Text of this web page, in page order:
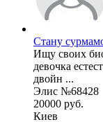
Стану
Ищу своих
девочка
двойн ...
Элис №68428
20000 руб.
Киев